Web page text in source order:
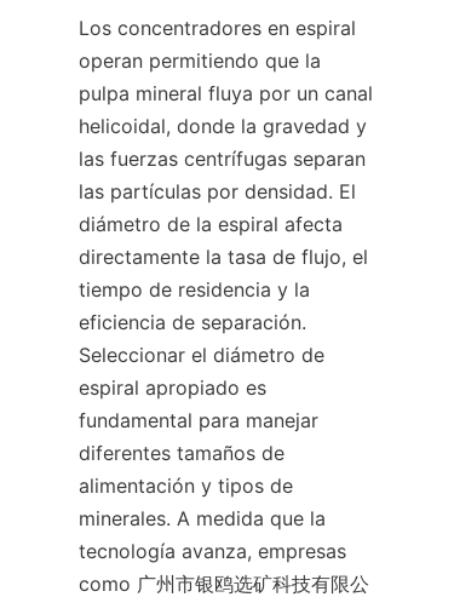
Los concentradores en espiral
operan permitiendo que la
pulpa mineral fluya por un canal
helicoidal, donde la gravedad y
las fuerzas centrífugas separan
las partículas por densidad. El
diámetro de la espiral afecta
directamente la tasa de flujo, el
tiempo de residencia y la
eficiencia de separación.
Seleccionar el diámetro de
espiral apropiado es
fundamental para manejar
diferentes tamaños de
alimentación y tipos de
minerales. A medida que la
tecnología avanza, empresas
como 广州市银鸥选矿科技有限公